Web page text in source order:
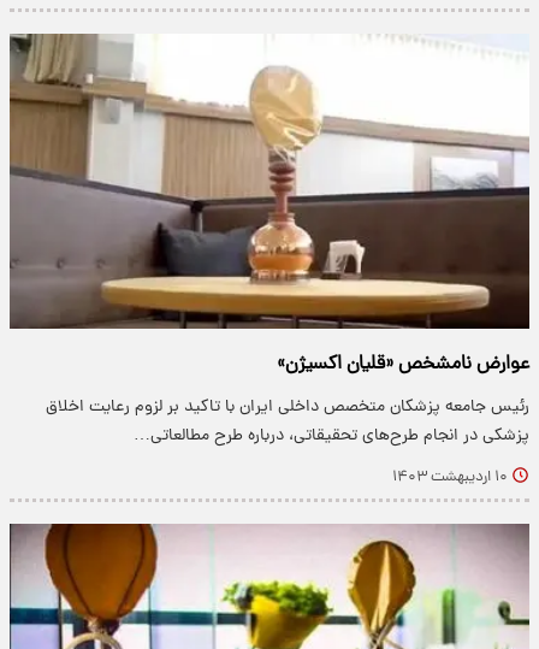
عوارض نامشخص «قلیان اکسیژن»
رئیس جامعه پزشکان متخصص داخلی ایران با تاکید بر لزوم رعایت اخلاق
پزشکی در انجام طرح‌های تحقیقاتی، درباره طرح مطالعاتی…
۱۰ اردیبهشت ۱۴۰۳